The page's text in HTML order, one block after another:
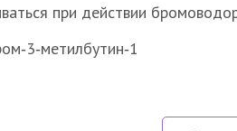
при действии